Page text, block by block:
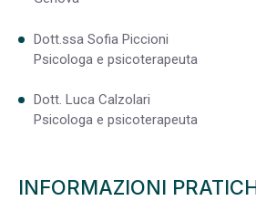
Dott.ssa Sofia Piccioni
Psicologa e psicoterapeuta
Dott. Luca Calzolari
Psicologa e psicoterapeuta
INFORMAZIONI